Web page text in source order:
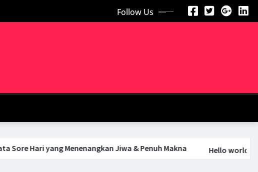
Follow Us
Jiwa & Penuh Makna Hello world!